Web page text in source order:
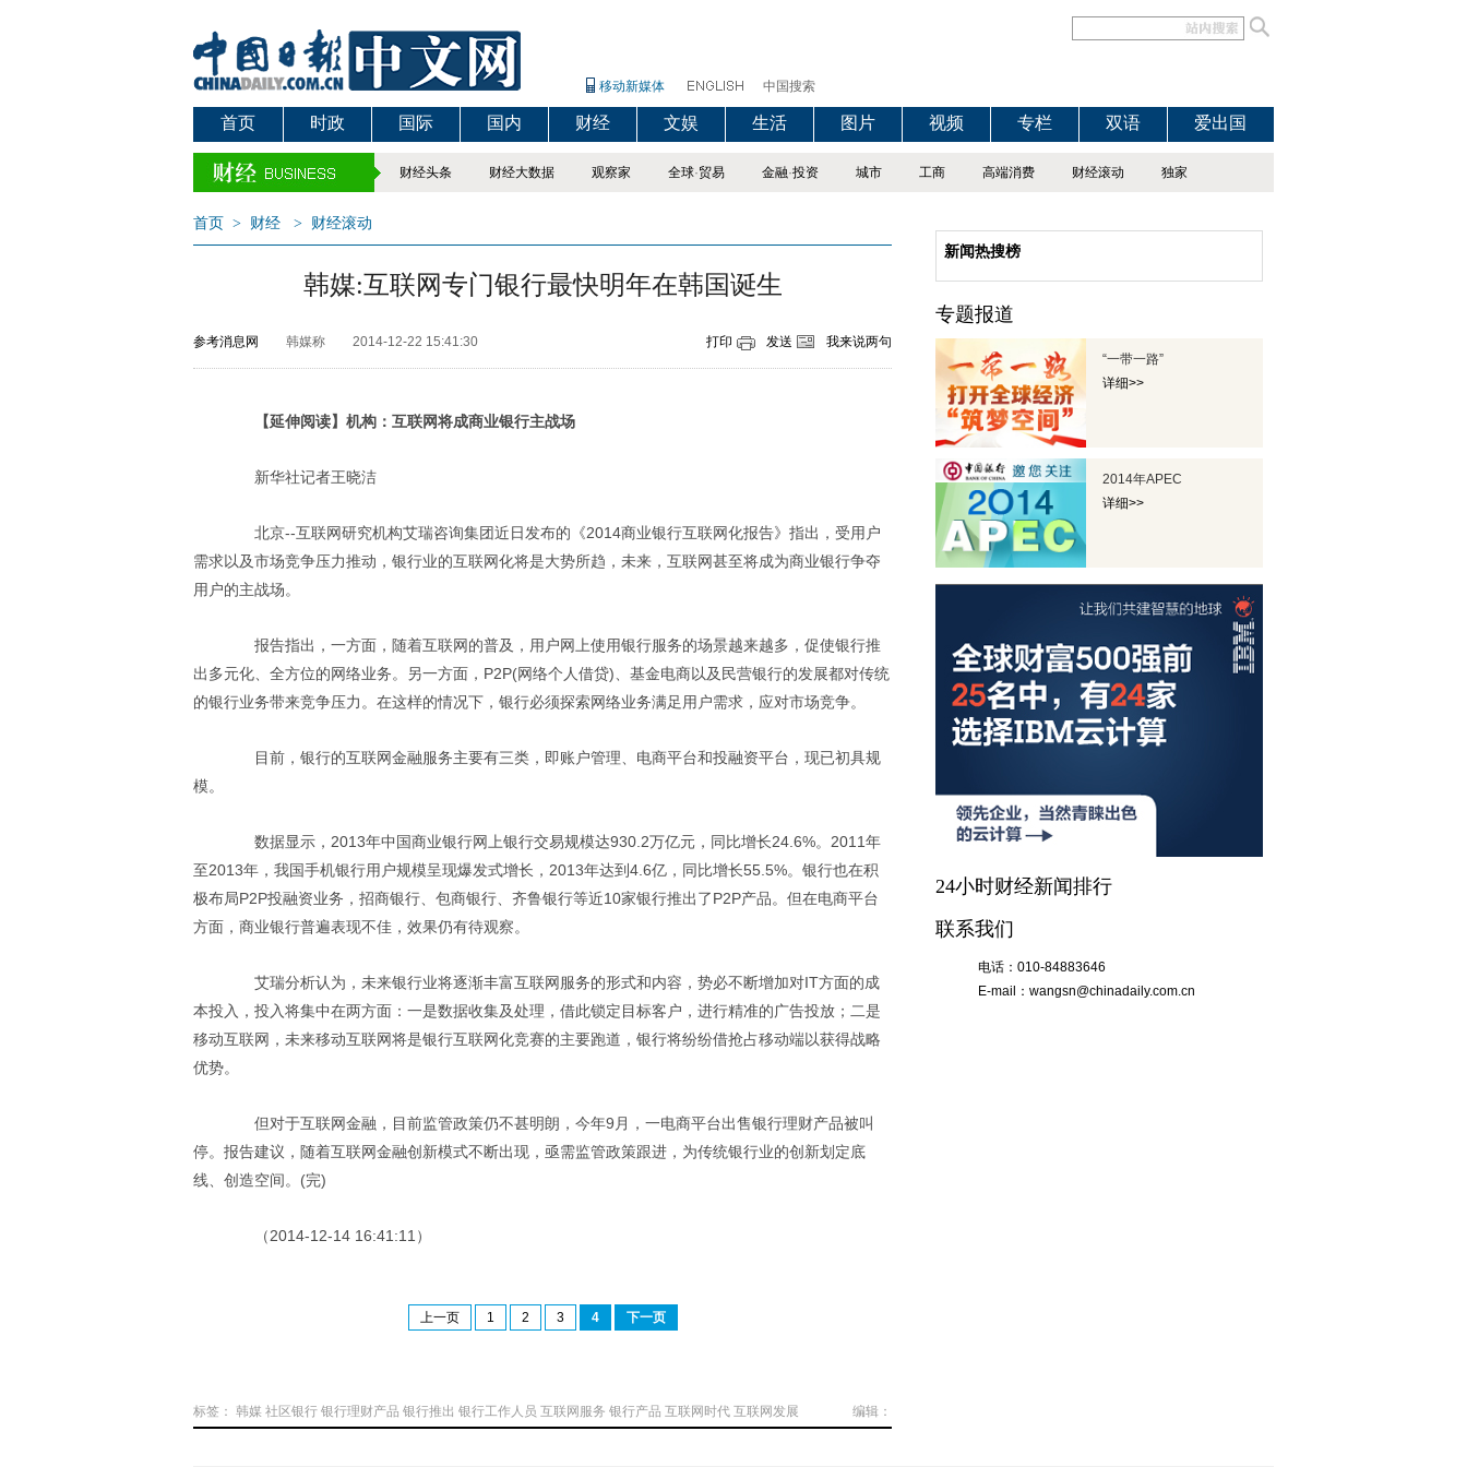
移动新媒体 中国搜索
首页 时政 国际 国内 财经 文娱 生活 图片 视频 专栏 双语 爱出国
财经头条 财经大数据 观察家 全球·贸易 金融·投资 城市 工商 高端消费 财经滚动 独家
首页 > 财经 > 财经滚动
韩媒:互联网专门银行最快明年在韩国诞生
参考消息网 韩媒称 2014-12-22 15:41:30 打印 发送 我来说两句
【延伸阅读】机构：互联网将成商业银行主战场
新华社记者王晓洁
北京--互联网研究机构艾瑞咨询集团近日发布的《2014商业银行互联网化报告》指出，受用户
需求以及市场竞争压力推动，银行业的互联网化将是大势所趋，未来，互联网甚至将成为商业银行争夺
用户的主战场。
报告指出，一方面，随着互联网的普及，用户网上使用银行服务的场景越来越多，促使银行推
出多元化、全方位的网络业务。另一方面，P2P(网络个人借贷)、基金电商以及民营银行的发展都对传统
的银行业务带来竞争压力。在这样的情况下，银行必须探索网络业务满足用户需求，应对市场竞争。
目前，银行的互联网金融服务主要有三类，即账户管理、电商平台和投融资平台，现已初具规
模。
数据显示，2013年中国商业银行网上银行交易规模达930.2万亿元，同比增长24.6%。2011年
至2013年，我国手机银行用户规模呈现爆发式增长，2013年达到4.6亿，同比增长55.5%。银行也在积
极布局P2P投融资业务，招商银行、包商银行、齐鲁银行等近10家银行推出了P2P产品。但在电商平台
方面，商业银行普遍表现不佳，效果仍有待观察。
艾瑞分析认为，未来银行业将逐渐丰富互联网服务的形式和内容，势必不断增加对IT方面的成
本投入，投入将集中在两方面：一是数据收集及处理，借此锁定目标客户，进行精准的广告投放；二是
移动互联网，未来移动互联网将是银行互联网化竞赛的主要跑道，银行将纷纷借抢占移动端以获得战略
优势。
但对于互联网金融，目前监管政策仍不甚明朗，今年9月，一电商平台出售银行理财产品被叫
停。报告建议，随着互联网金融创新模式不断出现，亟需监管政策跟进，为传统银行业的创新划定底
线、创造空间。(完)
（2014-12-14 16:41:11）
上一页 1 2 3 4 下一页
编辑：
标签： 韩媒 社区银行 银行理财产品 银行推出 银行工作人员 互联网服务 银行产品 互联网时代 互联网发展
新闻热搜榜
专题报道
“一带一路”
详细>>
2014年APEC
详细>>
24小时财经新闻排行
联系我们
电话： 010-84883646
E-mail： wangsn@chinadaily.com.cn